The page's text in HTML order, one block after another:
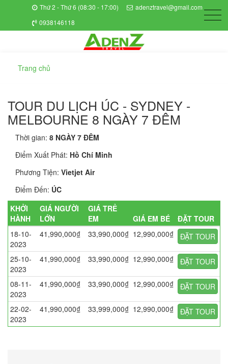
Thứ 2 - Thứ 6 (08:30 - 17:00)
adenztravel@gmail.com
0938146118
Trang chủ
TOUR DU LỊCH ÚC - SYDNEY -
MELBOURNE 8 NGÀY 7 ĐÊM
Thời gian: 8 NGÀY 7 ĐÊM
Điểm Xuất Phát: Hồ Chí Minh
Phương Tiện: Vietjet Air
Điểm Đến: ÚC
KHỞI
HÀNH
GIÁ NGƯỜI
LỚN
GIÁ TRẺ
EM
GIÁ EM BÉ
ĐẶT TOUR
18-10-
2023
41,990,000₫ 33,990,000₫ 12,990,000₫ ĐẶT TOUR
25-10-
2023
41,990,000₫ 33,990,000₫ 12,990,000₫ ĐẶT TOUR
08-11-
2023
41,990,000₫ 33,990,000₫ 12,990,000₫ ĐẶT TOUR
22-02-
2023
41,990,000₫ 33,999,000₫ 12,990,000₫ ĐẶT TOUR